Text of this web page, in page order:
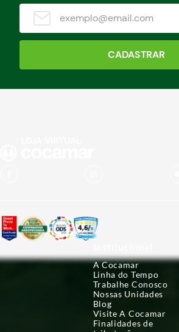
CADASTRAR
A Cocamar
Linha do Tempo
Trabalhe Conosco
Nossas Unidades
Blog
Visite A Cocamar
Finalidades de